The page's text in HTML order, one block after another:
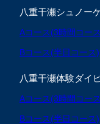
八重干瀬シュノー
Aコース(3時間コー
Bコース(半日コース)
八重干瀬体験ダイ
Aコース(3時間コー
Bコース(半日コース)